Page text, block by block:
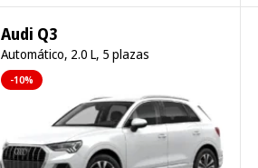
Audi Q3
Automático, 2.0 L, 5 plazas
-10%